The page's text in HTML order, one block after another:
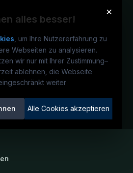
×
alles besser!
, um Ihre Nutzererfahrung zu
Webseiten zu analysieren.
wir nur mit Ihrer Zustimmung–
ablehnen, die Webseite
weiter
Alle Cookies akzeptieren
Karriereportal.
GmbH.